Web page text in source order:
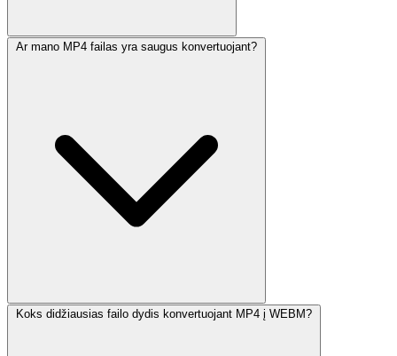
Ar mano MP4 failas yra saugus konvertuojant?
Koks didžiausias failo dydis konvertuojant MP4 į WEBM?